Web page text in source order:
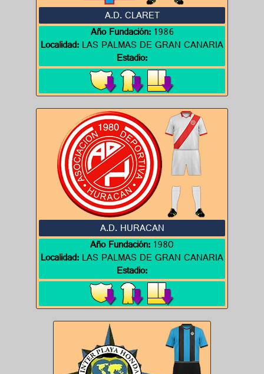
A.D. CLARET
Año Fundación:1986
Localidad:LAS PALMAS DE GRAN CANARIA
Estadio:
A.D. HURACAN
Año Fundación:1980
Localidad:LAS PALMAS DE GRAN CANARIA
Estadio: